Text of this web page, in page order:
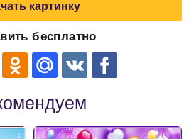
картинку
бесплатно